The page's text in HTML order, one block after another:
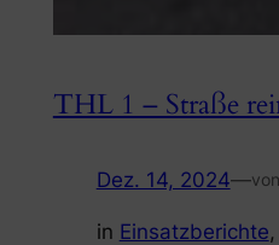
THL 1 – Straße
Dez. 14, 2024—von
in Einsatzberichte,